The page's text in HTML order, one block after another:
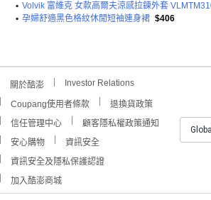
• Volvik 富維克 女款高爾夫涼感拉鍊外套
• 孕婦舒適黑色格紋休閒短袖連身裙 $406
關於酷澎 Investor Relations
Coupang使用者條款
退換貨政策
信任管理中心
顧客隱私權政策通知
安心購物
資訊安全
資訊安全及隱私保護認證
加入酷澎商城